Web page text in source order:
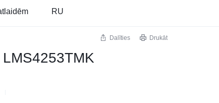
RU
Dalīties Drukāt